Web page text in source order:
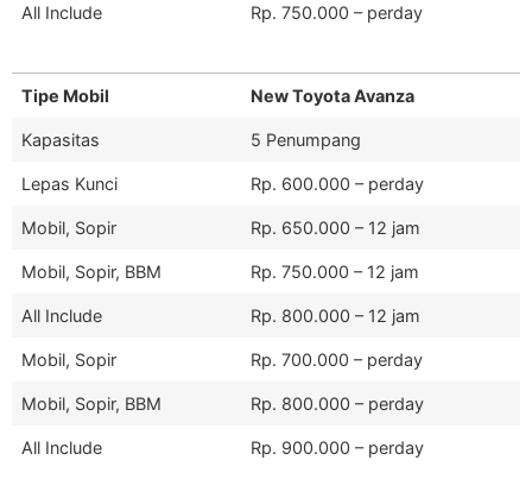
All Include Rp. 750.000 – perday
Tipe Mobil New Toyota Avanza
Kapasitas 5 Penumpang
Lepas Kunci Rp. 600.000 – perday
Mobil, Sopir Rp. 650.000 – 12 jam
Mobil, Sopir, BBM Rp. 750.000 – 12 jam
All Include Rp. 800.000 – 12 jam
Mobil, Sopir Rp. 700.000 – perday
Mobil, Sopir, BBM Rp. 800.000 – perday
All Include Rp. 900.000 – perday